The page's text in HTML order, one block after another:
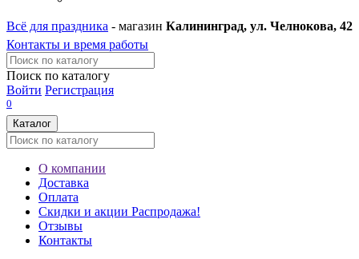
Всё для праздника - магазин Калининград, ул. Челнокова, 42
Контакты и время работы
Поиск по каталогу
Войти Регистрация
0
Каталог
О компании
Доставка
Оплата
Скидки и акции Распродажа!
Отзывы
Контакты